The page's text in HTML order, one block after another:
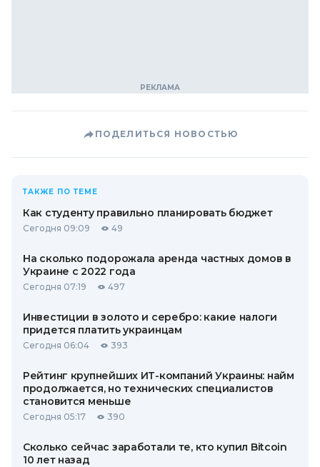
ПОДЕЛИТЬСЯ НОВОСТЬЮ
ТАКЖЕ ПО ТЕМЕ
Как студенту правильно планировать бюджет
Сегодня 09:09 49
На сколько подорожала аренда частных домов в
Украине с 2022 года
Сегодня 07:19 497
Инвестиции в золото и серебро: какие налоги
придется платить украинцам
Сегодня 06:04 393
Рейтинг крупнейших ИТ-компаний Украины: найм
продолжается, но технических специалистов
становится меньше
Сегодня 05:17 390
Сколько сейчас заработали те, кто купил Bitcoin
10 лет назад